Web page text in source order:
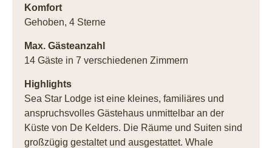
Komfort
Gehoben, 4 Sterne
Max. Gästeanzahl
14 Gäste in 7 verschiedenen Zimmern
Highlights
Sea Star Lodge ist eine kleines, familiäres und
anspruchsvolles Gästehaus unmittelbar an der
Küste von De Kelders. Die Räume und Suiten sind
großzügig gestaltet und ausgestattet. Whale